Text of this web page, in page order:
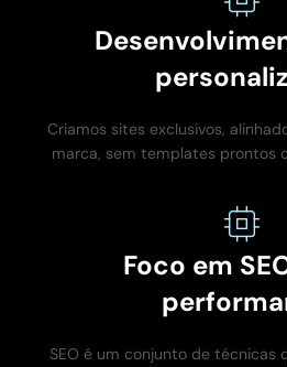
Criamos sites exclusivos,
marca, sem templates prontos
Foco em
SEO é um conjunto de técnicas